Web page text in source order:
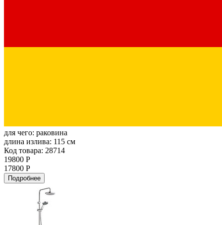
для чего: раковина
длина излива: 115 см
Код товара: 28714
19800 Р
17800 Р
Подробнее